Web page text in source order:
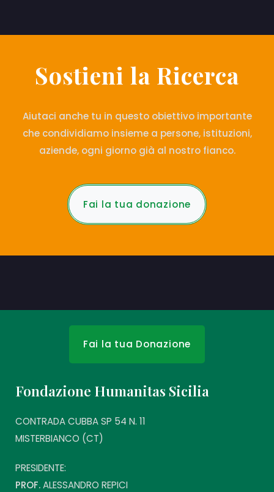
Sostieni la Ricerca
Aiutaci anche tu in questo obiettivo importante
che condividiamo insieme a persone, istituzioni,
aziende, ogni giorno già al nostro fianco.
Fai la tua donazione
Fai la tua Donazione
Fondazione Humanitas Sicilia
CONTRADA CUBBA SP 54 N. 11
MISTERBIANCO (CT)
PRESIDENTE:
PROF.ALESSANDRO REPICI